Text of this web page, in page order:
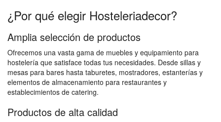
¿Por qué elegir Hosteleriadecor?
Amplia selección de productos
Ofrecemos una vasta gama de muebles y equipamiento para
hostelería que satisface todas tus necesidades. Desde sillas y
mesas para bares hasta taburetes, mostradores, estanterías y
elementos de almacenamiento para restaurantes y
establecimientos de catering.
Productos de alta calidad